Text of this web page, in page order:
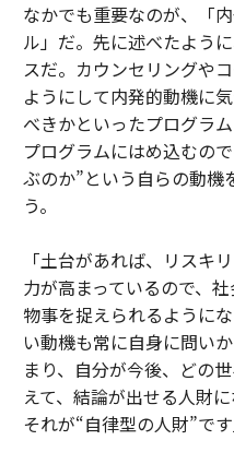
なかでも重要なのが、「
ル」だ。先に述べたよう
スだ。カウンセリングや
ようにして内発的動機に
べきかといったプログラ
プログラムにはめ込むの
ぶのか”という自らの動機
う。
「土台があれば、リスキ
力が高まっているので、
物事を捉えられるように
い動機も常に自身に問い
まり、自分が今後、どの
えて、結論が出せる人財
それが“自律型の人財”です